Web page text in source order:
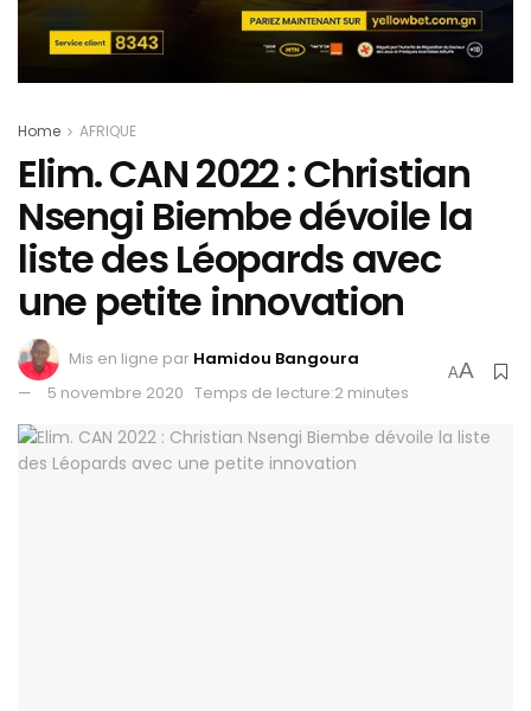
Home AFRIQUE
Elim. CAN 2022 : Christian
Nsengi Biembe dévoile la
liste des Léopards avec
une petite innovation
Mis en ligne par Hamidou Bangoura
5 novembre 2020 Temps de lecture:2 minutes
AA